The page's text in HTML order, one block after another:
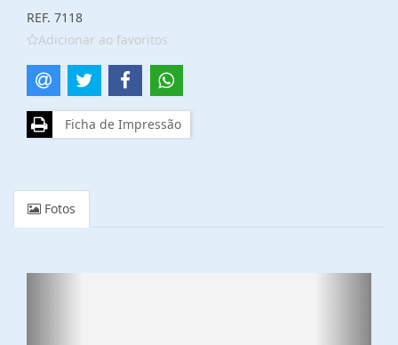
REF. 7118
Adicionar ao favoritos
Ficha de Impressão
Fotos